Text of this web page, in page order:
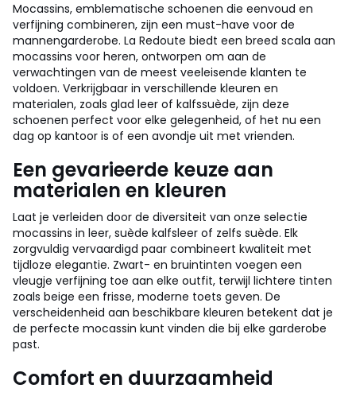
Mocassins, emblematische schoenen die eenvoud en
verfijning combineren, zijn een must-have voor de
mannengarderobe. La Redoute biedt een breed scala aan
mocassins voor heren, ontworpen om aan de
verwachtingen van de meest veeleisende klanten te
voldoen. Verkrijgbaar in verschillende kleuren en
materialen, zoals glad leer of kalfssuède, zijn deze
schoenen perfect voor elke gelegenheid, of het nu een
dag op kantoor is of een avondje uit met vrienden.
Een gevarieerde keuze aan
materialen en kleuren
Laat je verleiden door de diversiteit van onze selectie
mocassins in leer, suède kalfsleer of zelfs suède. Elk
zorgvuldig vervaardigd paar combineert kwaliteit met
tijdloze elegantie. Zwart- en bruintinten voegen een
vleugje verfijning toe aan elke outfit, terwijl lichtere tinten
zoals beige een frisse, moderne toets geven. De
verscheidenheid aan beschikbare kleuren betekent dat je
de perfecte mocassin kunt vinden die bij elke garderobe
past.
Comfort en duurzaamheid